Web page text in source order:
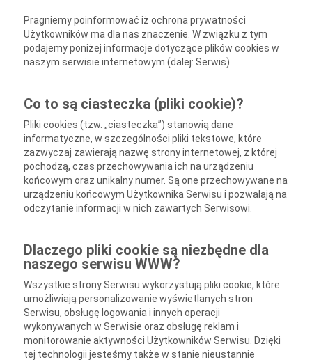
Pragniemy poinformować iż ochrona prywatności
Użytkowników ma dla nas znaczenie. W związku z tym
podajemy poniżej informacje dotyczące plików cookies w
naszym serwisie internetowym (dalej: Serwis).
Co to są ciasteczka (pliki cookie)?
Pliki cookies (tzw. „ciasteczka”) stanowią dane
informatyczne, w szczególności pliki tekstowe, które
zazwyczaj zawierają nazwę strony internetowej, z której
pochodzą, czas przechowywania ich na urządzeniu
końcowym oraz unikalny numer. Są one przechowywane na
urządzeniu końcowym Użytkownika Serwisu i pozwalają na
odczytanie informacji w nich zawartych Serwisowi.
Dlaczego pliki cookie są niezbędne dla
naszego serwisu WWW?
Wszystkie strony Serwisu wykorzystują pliki cookie, które
umożliwiają personalizowanie wyświetlanych stron
Serwisu, obsługę logowania i innych operacji
wykonywanych w Serwisie oraz obsługę reklam i
monitorowanie aktywności Użytkowników Serwisu. Dzięki
tej technologii jesteśmy także w stanie nieustannie